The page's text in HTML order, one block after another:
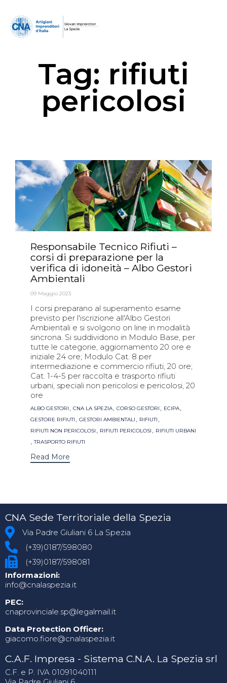
Tag: rifiuti
pericolosi
Responsabile Tecnico Rifiuti –
corsi di preparazione per la
verifica di idoneità – Albo Gestori
Ambientali
09 Maggio 2023
I corsi preparano al superamento esame
previsto per l'iscrizione all'Albo Gestori
Ambientali e si svolgono on line in modalità
sincrona. Si suddividono in Modulo Base, per
tutte le categorie, aggiornamento 20 ore e
iniziale 24 ore; Modulo Cat. 8 per
intermediazione e commercio rifiuti, 20 ore;
Cat. 1-4-5 per raccolta e trasporto rifiuti
urbani, speciali non pericolosi e pericolosi, 20
ore
Tags
ALBO GESTORI , CNA LA SPEZIA, CORSO GESTORI , ECIPA,
GESTORE RIFIUTI , GESTORI AMBIENTALI , RIFIUTI ,
RIFIUTI NON PERICOLOSI , RIFIUTI PERICOLOSI , RIFIUTI URBANI
,TRASPORTO RIFIUTI
Read More
CNA Sede Territoriale della Spezia
Via Padre Giuliani 6 La Spezia
(+39)0187/598080
(+39)0187/598081
Informazioni:
info@cnalaspezia.it
PEC:
cnaprovinciale.sp@legalmail.it
Data Protection Officer:
giacomo.fiore@cnalaspezia.it
C.A.F. Impresa - Sistema C.N.A. La Spezia srl
C.F. e P. IVA 01091040111